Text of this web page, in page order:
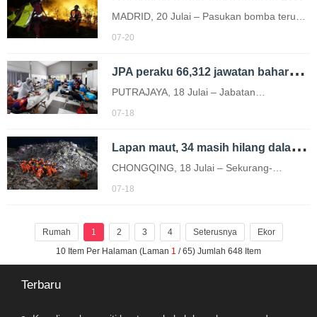
Kemaman…
MADRID, 20 Julai – Pasukan bomba terus
bertungkus-lumus memadam kebakaran
memusnahkan kira-kira 13,000…
07-20
J
PA peraku 66,312 jawatan baharu tanpa tukar ganti kepada KKM
PUTRAJAYA, 18 Julai – Jabatan
Perkhidmatan Awam (JPA) memperakukan
tukar ganti kepada Kementerian Kesihatan
(KKM)…
07-18
L
apan maut, 34 masih hilang dalam tanah runtuh di Chongqing
CHONGQING, 18 Julai – Sekurang-
kurangnya lapan orang maut manakala 34
runtuh di Daerah Pengshui, Chongqing…
07-18
Rumah 1 2 3 4 Seterusnya
Ekor
10 Item Per Halaman (Laman 1 / 65) Jumlah 648 Item
Terbaru